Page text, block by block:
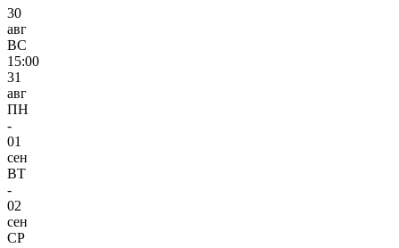
30
авг
ВС
15:00
31
авг
ПН
-
01
сен
ВТ
-
02
сен
СР